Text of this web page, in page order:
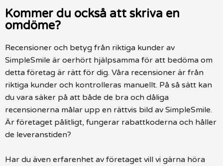
Kommer du också att skriva en
omdöme?
Recensioner och betyg från riktiga kunder av
SimpleSmile är oerhört hjälpsamma för att bedöma om
detta företag är rätt för dig. Våra recensioner är från
riktiga kunder och kontrolleras manuellt. På så sätt kan
du vara säker på att både de bra och dåliga
recensionerna målar upp en rättvis bild av SimpleSmile.
Är företaget pålitligt, fungerar rabattkoderna och håller
de leveranstiden?
Har du även erfarenhet av företaget vill vi gärna höra